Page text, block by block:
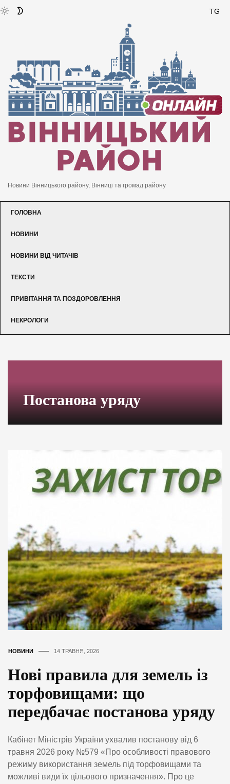
TG
Новини Вінницького району, Вінниці та громад району
ГОЛОВНА
НОВИНИ
НОВИНИ ВІД ЧИТАЧІВ
ТЕКСТИ
ПРИВІТАННЯ ТА ПОЗДОРОВЛЕННЯ
НЕКРОЛОГИ
Постанова уряду
НОВИНИ 14 ТРАВНЯ, 2026
Нові правила для земель із
торфовищами: що
передбачає постанова уряду
Кабінет Міністрів України ухвалив постанову від 6
травня 2026 року №579 «Про особливості правового
режиму використання земель під торфовищами та
можливі види їх цільового призначення». Про це